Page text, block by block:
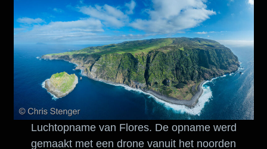
Luchtopname van Flores. De opname werd
gemaakt met een drone vanuit het noorden